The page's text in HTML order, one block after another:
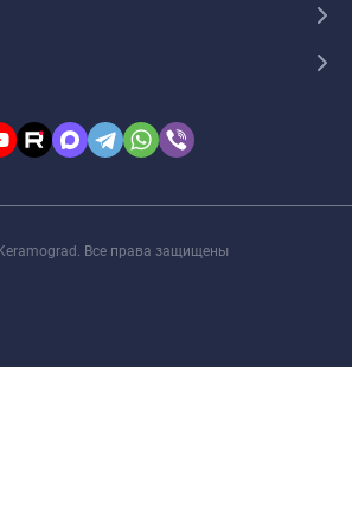
Все права защищены